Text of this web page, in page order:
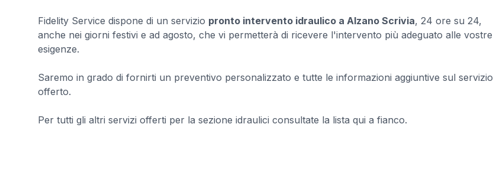
Fidelity Service dispone di un servizio pronto intervento idraulico a Alzano Scrivia, 24 ore su 24,
anche nei giorni festivi e ad agosto, che vi permetterà di ricevere l'intervento più adeguato alle vostre
esigenze.
Saremo in grado di fornirti un preventivo personalizzato e tutte le informazioni aggiuntive sul servizio
offerto.
Per tutti gli altri servizi offerti per la sezione idraulici consultate la lista qui a fianco.